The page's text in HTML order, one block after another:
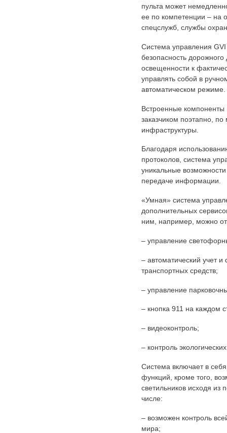
пульта может
ее по компетенции – на
спецслужб, службы
Система управления
безопасность
освещенности к
управлять собой в
автоматическом режиме.
Встроенные компоненты
заказчиком поэтапно, по
инфраструктуры.
Благодаря
протоколов, система
уникальные
передаче информации.
«Умная» система
дополнительных
ним, например, можно
– управление
– автоматический учет
транспортных средств;
– управление
– кнопка 911 на каждом
– видеоконтроль;
– контроль
Система включает в
функций, кроме того,
светильников исходя из
числе:
– возможен контроль
мира;